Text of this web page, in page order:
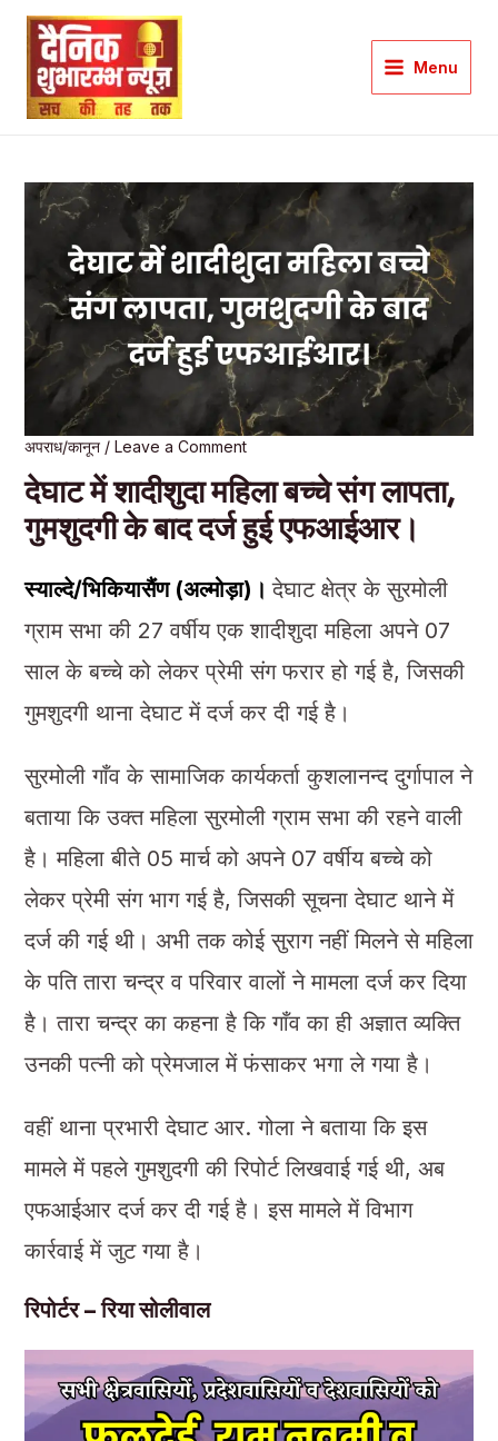
Skip
content
Main
Menu
अपराध/कानून/ Leave a Comment
देघाट में शादीशुदा महिला बच्चे संग लापता,
गुमशुदगी के बाद दर्ज हुई एफआईआर।
स्याल्दे/भिकियासैंण (अल्मोड़ा)।देघाट क्षेत्र के सुरमोली
ग्राम सभा की 27 वर्षीय एक शादीशुदा महिला अपने 07
साल के बच्चे को लेकर प्रेमी संग फरार हो गई है, जिसकी
गुमशुदगी थाना देघाट में दर्ज कर दी गई है।
सुरमोली गाँव के सामाजिक कार्यकर्ता कुशलानन्द दुर्गापाल ने
बताया कि उक्त महिला सुरमोली ग्राम सभा की रहने वाली
है। महिला बीते 05 मार्च को अपने 07 वर्षीय बच्चे को
लेकर प्रेमी संग भाग गई है, जिसकी सूचना देघाट थाने में
दर्ज की गई थी। अभी तक कोई सुराग नहीं मिलने से महिला
के पति तारा चन्द्र व परिवार वालों ने मामला दर्ज कर दिया
है। तारा चन्द्र का कहना है कि गाँव का ही अज्ञात व्यक्ति
उनकी पत्नी को प्रेमजाल में फंसाकर भगा ले गया है।
वहीं थाना प्रभारी देघाट आर. गोला ने बताया कि इस
मामले में पहले गुमशुदगी की रिपोर्ट लिखवाई गई थी, अब
एफआईआर दर्ज कर दी गई है। इस मामले में विभाग
कार्रवाई में जुट गया है।
रिपोर्टर – रिया सोलीवाल